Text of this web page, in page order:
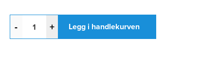
- + Legg i handlekurven